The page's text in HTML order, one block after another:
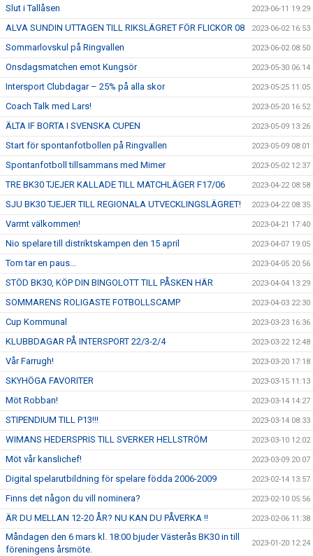
Slut i Tallåsen 2023-06-11 19:29
ALVA SUNDIN UTTAGEN TILL RIKSLÄGRET FÖR FLICKOR 08 2023-06-02 16:53
Sommarlovskul på Ringvallen 2023-06-02 08:50
Onsdagsmatchen emot Kungsör 2023-05-30 06:14
Intersport Clubdagar – 25% på alla skor 2023-05-25 11:05
Coach Talk med Lars! 2023-05-20 16:52
ÄLTA IF BORTA I SVENSKA CUPEN 2023-05-09 13:26
Start för spontanfotbollen på Ringvallen 2023-05-09 08:01
Spontanfotboll tillsammans med Mimer 2023-05-02 12:37
TRE BK30 TJEJER KALLADE TILL MATCHLÄGER F17/06 2023-04-22 08:58
SJU BK30 TJEJER TILL REGIONALA UTVECKLINGSLÄGRET! 2023-04-22 08:35
Varmt välkommen! 2023-04-21 17:40
Nio spelare till distriktskampen den 15 april 2023-04-07 19:05
Tom tar en paus... 2023-04-05 20:56
STÖD BK30, KÖP DIN BINGOLOTT TILL PÅSKEN HÄR 2023-04-04 13:29
SOMMARENS ROLIGASTE FOTBOLLSCAMP 2023-04-03 22:30
Cup Kommunal 2023-03-23 16:36
KLUBBDAGAR PÅ INTERSPORT 22/3-2/4 2023-03-22 12:48
Vår Farrugh! 2023-03-20 17:18
SKYHÖGA FAVORITER 2023-03-15 11:13
Möt Robban! 2023-03-14 14:27
STIPENDIUM TILL P13!!! 2023-03-14 08:33
WIMANS HEDERSPRIS TILL SVERKER HELLSTRÖM 2023-03-10 12:02
Möt vår kanslichef! 2023-03-09 20:07
Digital spelarutbildning för spelare födda 2006-2009 2023-02-14 13:57
Finns det någon du vill nominera? 2023-02-10 05:56
ÄR DU MELLAN 12-20 ÅR? NU KAN DU PÅVERKA !! 2023-02-06 11:38
Måndagen den 6 mars kl. 18:00 bjuder Västerås BK30 in till
föreningens årsmöte.
2023-01-20 12:24